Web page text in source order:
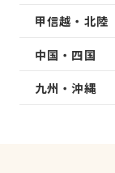
甲信越・北陸
中国・四国
九州・沖縄